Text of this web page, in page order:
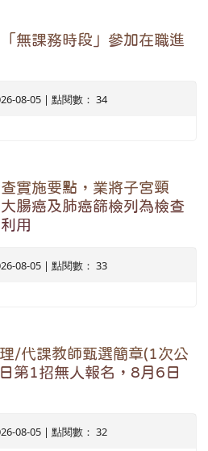
無課務時段」參加在職進
08-05 | 點閱數： 34
實施要點，業將子宮頸
腸癌及肺癌篩檢列為檢查
用
08-05 | 點閱數： 33
/代課教師甄選簡章(1次公
第1招無人報名，8月6日
08-05 | 點閱數： 32